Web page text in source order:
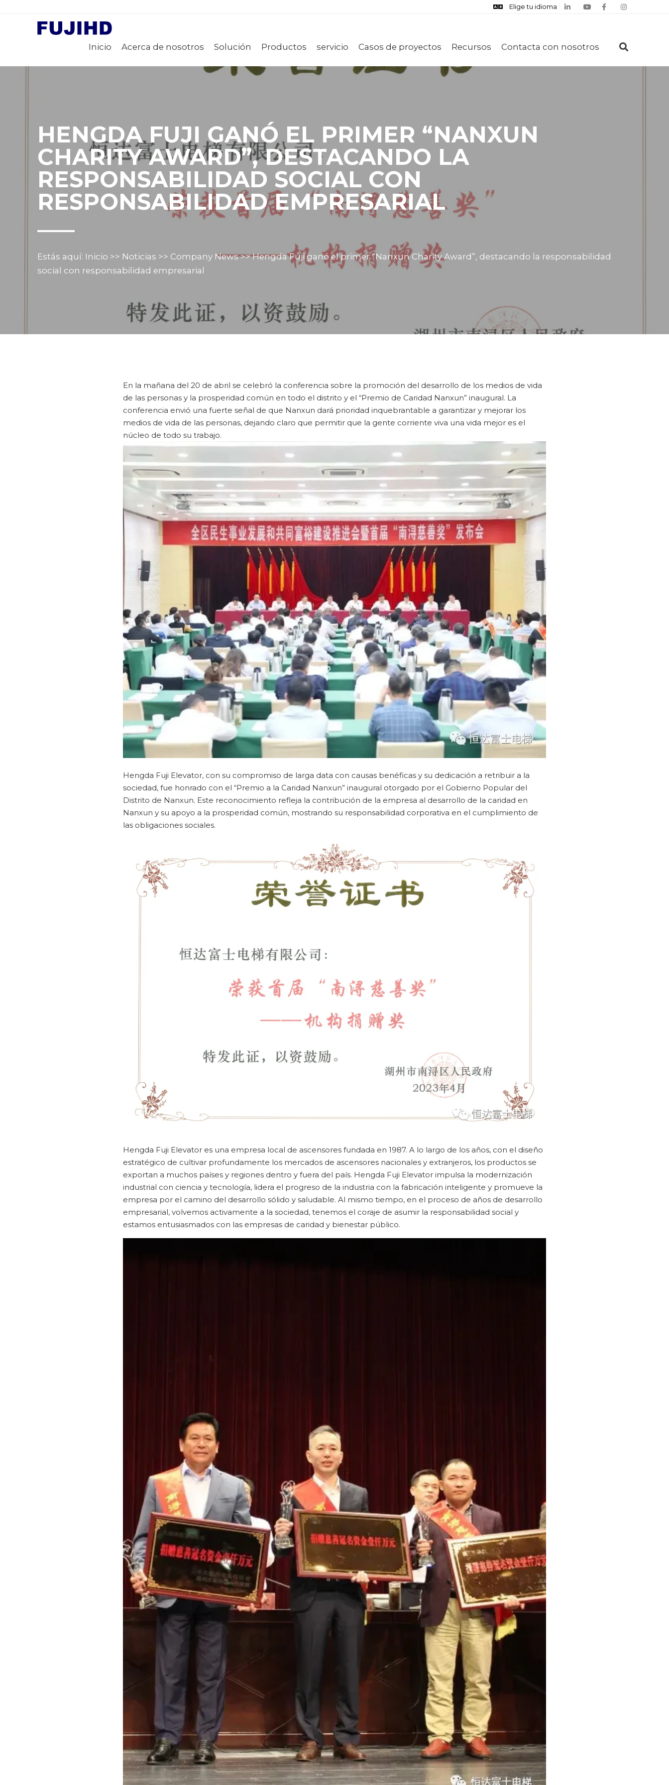
Elige tu idioma
Inicio Acerca de nosotros Solución Productos servicio Casos de proyectos Recursos Contacta con nosotros
HENGDA FUJI GANÓ EL PRIMER “NANXUN
CHARITY AWARD”, DESTACANDO LA
RESPONSABILIDAD SOCIAL CON
RESPONSABILIDAD EMPRESARIAL
Estás aquí: Inicio >> Noticias >> Company News>>Hengda Fuji ganó el primer “Nanxun Charity Award”, destacando la responsabilidad
social con responsabilidad empresarial
En la mañana del 20 de abril se celebró la conferencia sobre la promoción del desarrollo de los medios de vida
de las personas y la prosperidad común en todo el distrito y el “Premio de Caridad Nanxun” inaugural. La
conferencia envió una fuerte señal de que Nanxun dará prioridad inquebrantable a garantizar y mejorar los
medios de vida de las personas, dejando claro que permitir que la gente corriente viva una vida mejor es el
núcleo de todo su trabajo.
Hengda Fuji Elevator, con su compromiso de larga data con causas benéficas y su dedicación a retribuir a la
sociedad, fue honrado con el “Premio a la Caridad Nanxun” inaugural otorgado por el Gobierno Popular del
Distrito de Nanxun. Este reconocimiento refleja la contribución de la empresa al desarrollo de la caridad en
Nanxun y su apoyo a la prosperidad común, mostrando su responsabilidad corporativa en el cumplimiento de
las obligaciones sociales.
Hengda Fuji Elevator es una empresa local de ascensores fundada en 1987. A lo largo de los años, con el diseño
estratégico de cultivar profundamente los mercados de ascensores nacionales y extranjeros, los productos se
exportan a muchos países y regiones dentro y fuera del país. Hengda Fuji Elevator impulsa la modernización
industrial con ciencia y tecnología, lidera el progreso de la industria con la fabricación inteligente y promueve la
empresa por el camino del desarrollo sólido y saludable. Al mismo tiempo, en el proceso de años de desarrollo
empresarial, volvemos activamente a la sociedad, tenemos el coraje de asumir la responsabilidad social y
estamos entusiasmados con las empresas de caridad y bienestar público.